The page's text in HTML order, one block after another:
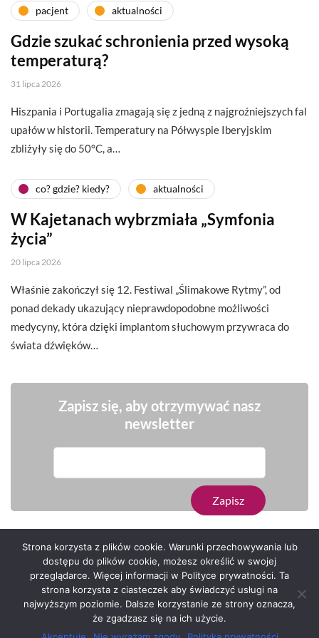
pacjent aktualności
Gdzie szukać schronienia przed wysoką
temperaturą?
31 lipca 2026
Hiszpania i Portugalia zmagają się z jedną z najgroźniejszych fal
upałów w historii. Temperatury na Półwyspie Iberyjskim
zbliżyły się do 50°C, a…
co? gdzie? kiedy? aktualności
W Kajetanach wybrzmiała „Symfonia
życia”
20 lipca 2026
Właśnie zakończył się 12. Festiwal „Ślimakowe Rytmy”, od
ponad dekady ukazujący nieprawdopodobne możliwości
medycyny, która dzięki implantom słuchowym przywraca do
świata dźwięków…
Zapisz się, aby otrzymywać nasz
newsletter
Serwis zaprojektował Grzegorz Sztank .
Strona korzysta z plików cookie. Warunki przechowywania lub
dostępu do plików cookie, możesz określić w swojej
przeglądarce. Więcej informacji w Polityce prywatności. Ta
strona korzysta z ciasteczek aby świadczyć usługi na
najwyższym poziomie. Dalsze korzystanie ze strony oznacza,
że zgadzasz się na ich użycie.